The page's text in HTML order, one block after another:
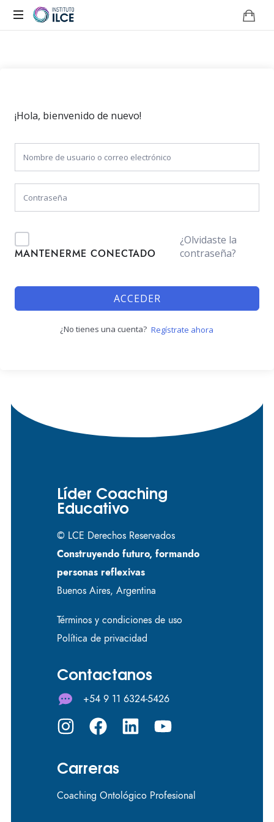
¡Hola, bienvenido de nuevo!
MANTENERME CONECTADO
¿Olvidaste la
contraseña?
ACCEDER
¿No tienes una cuenta? Regístrate ahora
Líder Coaching
Educativo
© LCE Derechos Reservados
Construyendo futuro, formando
personas reflexivas
Buenos Aires, Argentina
Términos y condiciones de uso
Política de privacidad
Contactanos
+54 9 11 6324-5426
Carreras
Coaching Ontológico Profesional